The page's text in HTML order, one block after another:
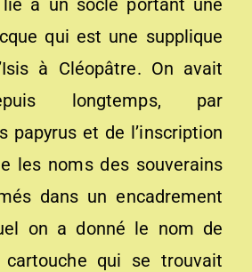
à un socle portant une
qui est une supplique
à Cléopâtre. On avait
longtemps, par
papyrus et de l’inscription
les noms des souverains
dans un encadrement
on a donné le nom de
cartouche qui se trouvait